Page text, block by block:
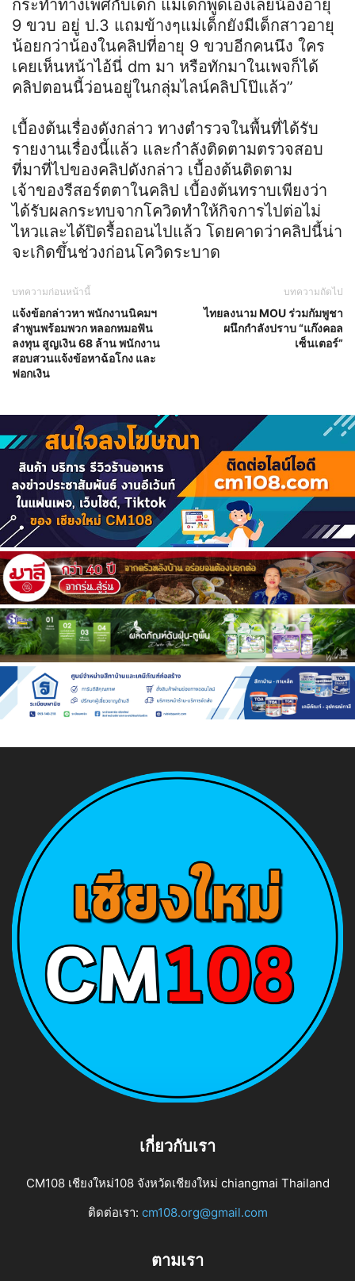
กระทำทางเพศกับเด็ก แม่เด็กพูดเองเลยน้องอายุ
9 ขวบ อยู่ ป.3 แถมข้างๆแม่เด็กยังมีเด็กสาวอายุ
น้อยกว่าน้องในคลิปที่อายุ 9 ขวบอีกคนนึง ใคร
เคยเห็นหน้าไอ้นี่ dm มา หรือทักมาในเพจก็ได้
คลิปตอนนี้ว่อนอยู่ในกลุ่มไลน์คลิปโป๊แล้ว”
เบื้องต้นเรื่องดังกล่าว ทางตำรวจในพื้นที่ได้รับ
รายงานเรื่องนี้แล้ว และกำลังติดตามตรวจสอบ
ที่มาที่ไปของคลิปดังกล่าว เบื้องต้นติดตาม
เจ้าของรีสอร์ตตาในคลิป เบื้องต้นทราบเพียงว่า
ได้รับผลกระทบจากโควิดทำให้กิจการไปต่อไม่
ไหวและได้ปิดรื้อถอนไปแล้ว โดยคาดว่าคลิปนี้น่า
จะเกิดขึ้นช่วงก่อนโควิดระบาด
บทความก่อนหน้านี้
แจ้งข้อกล่าวหา พนักงานนิคมฯ
ลำพูนพร้อมพวก หลอกหมอฟัน
ลงทุน สูญเงิน 68 ล้าน พนักงาน
สอบสวนแจ้งข้อหาฉ้อโกง และ
ฟอกเงิน
บทความถัดไป
ไทยลงนาม MOU ร่วมกัมพูชา
ผนึกกำลังปราบ “แก๊งคอล
เซ็นเตอร์”
เกี่ยวกับเรา
CM108 เชียงใหม่108 จังหวัดเชียงใหม่ chiangmai Thailand
ติดต่อเรา: cm108.org@gmail.com
ตามเรา